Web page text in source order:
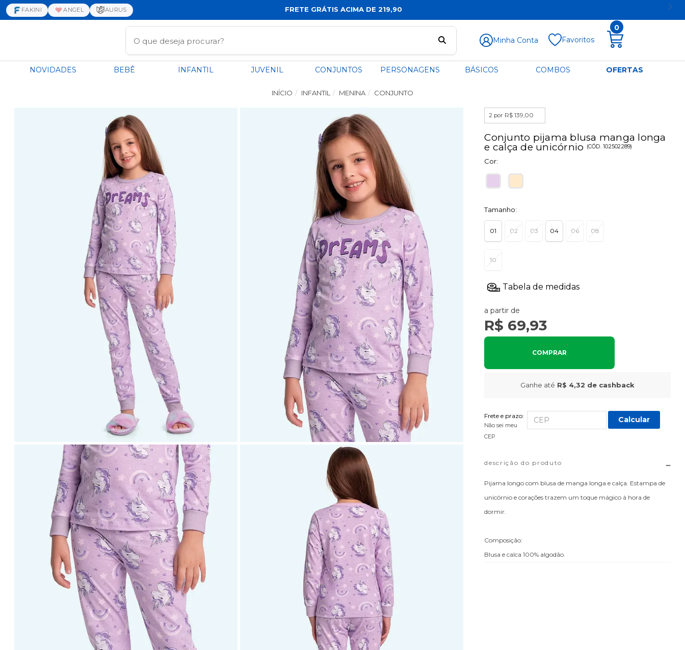
FAKINI ANGEL AURUS FRETE GRÁTIS ACIMA DE 219,90
Minha Conta Favoritos
0
NOVIDADES BEBÊ INFANTIL JUVENIL CONJUNTOS PERSONAGENS BÁSICOS COMBOS OFERTAS
INÍCIO INFANTIL MENINA CONJUNTO
2 por R$ 139,00
Conjunto pijama blusa manga longa
e calça de unicórnio
(CÓD.102502289)
Cor:
Tamanho:
01 02 03 04 06 08
10
a partir de
R$ 69,93
COMPRAR
Ganhe até R$ 4,32 de cashback
Frete e prazo:
Não sei meu
CEP
Calcular
descrição do produto
Pijama longo com blusa de manga longa e calça. Estampa de
unicórnio e corações trazem um toque mágico à hora de
dormir.
Composição:
Blusa e calca 100% algodão.